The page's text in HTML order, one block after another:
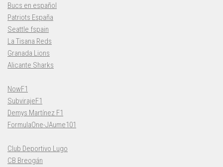
Bucs en español
Patriots España
Seattle fspain
La Tisana Reds
Granada Lions
Alicante Sharks
NowF1
SubvirajeF1
Demys Martínez F1
FormulaOne-JAume101
Club Deportivo Lugo
CB Breogán